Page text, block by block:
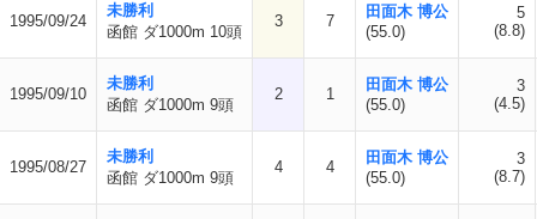
1995/09/24
未勝利
函館 ダ1000m 10頭
3 7
田面木 博公
(55.0)
5
(8.8)
1995/09/10
未勝利
函館 ダ1000m 9頭
2 1
田面木 博公
(55.0)
3
(4.5)
1995/08/27
未勝利
函館 ダ1000m 9頭
4 4
田面木 博公
(55.0)
3
(8.7)